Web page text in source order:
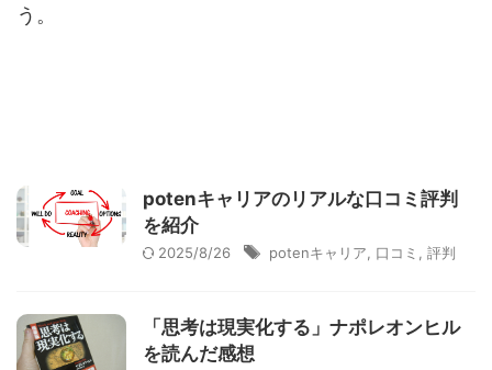
う。
potenキャリアのリアルな口コミ評判
を紹介
2025/8/26 potenキャリア 口コミ 評判
「思考は現実化する」ナポレオンヒル
を読んだ感想